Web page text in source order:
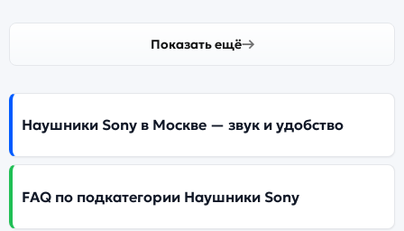
Показать ещё
Наушники Sony в Москве — звук и удобство
FAQ по подкатегории Наушники Sony